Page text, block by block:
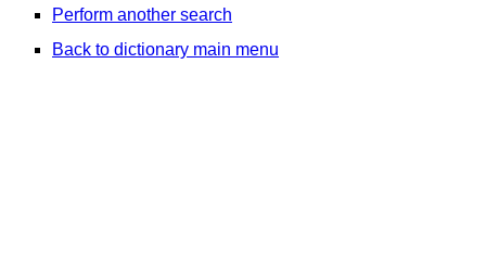
Perform another search
Back to dictionary main menu